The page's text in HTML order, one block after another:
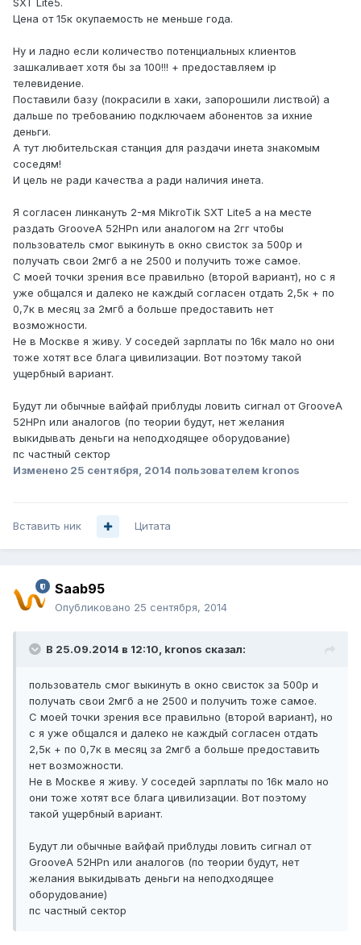
SXT Lite5.
Цена от 15к окупаемость не меньше года.
Ну и ладно если количество потенциальных клиентов
зашкаливает хотя бы за 100!!! + предоставляем ip
телевидение.
Поставили базу (покрасили в хаки, запорошили листвой) а
дальше по требованию подключаем абонентов за ихние
деньги.
А тут любительская станция для раздачи инета знакомым
соседям!
И цель не ради качества а ради наличия инета.
Я согласен линкануть 2-мя MikroTik SXT Lite5 а на месте
раздать GrooveA 52HPn или аналогом на 2гг чтобы
пользователь смог выкинуть в окно свисток за 500р и
получать свои 2мгб а не 2500 и получить тоже самое.
С моей точки зрения все правильно (второй вариант), но с я
уже общался и далеко не каждый согласен отдать 2,5к + по
0,7к в месяц за 2мгб а больше предоставить нет
возможности.
Не в Москве я живу. У соседей зарплаты по 16к мало но они
тоже хотят все блага цивилизации. Вот поэтому такой
ущербный вариант.
Будут ли обычные вайфай приблуды ловить сигнал от GrooveA
52HPn или аналогов (по теории будут, нет желания
выкидывать деньги на неподходящее оборудование)
пс частный сектор
Изменено 25 сентября, 2014 пользователем kronos
Вставить ник Цитата
Saab95
Опубликовано 25 сентября, 2014
В 25.09.2014 в 12:10, kronos сказал:
пользователь смог выкинуть в окно свисток за 500р и
получать свои 2мгб а не 2500 и получить тоже самое.
С моей точки зрения все правильно (второй вариант), но
с я уже общался и далеко не каждый согласен отдать
2,5к + по 0,7к в месяц за 2мгб а больше предоставить
нет возможности.
Не в Москве я живу. У соседей зарплаты по 16к мало но
они тоже хотят все блага цивилизации. Вот поэтому
такой ущербный вариант.
Будут ли обычные вайфай приблуды ловить сигнал от
GrooveA 52HPn или аналогов (по теории будут, нет
желания выкидывать деньги на неподходящее
оборудование)
пс частный сектор